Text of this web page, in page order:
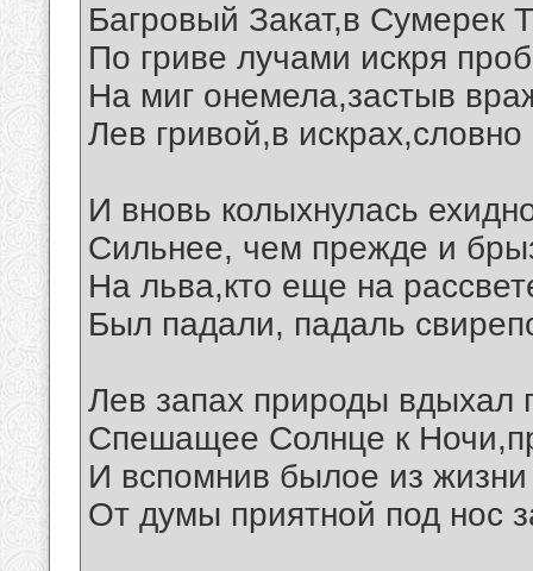
Багровый Закат,в Сумерек
По гриве лучами искря
На миг онемела,застыв
Лев гривой,в
И вновь колыхнулась
Сильнее, чем прежде и
На льва,кто еще на
Был падали, падаль
Лев запах природы вдыхал
Спешащее Солнце к
И вспомнив былое из
От думы приятной под нос